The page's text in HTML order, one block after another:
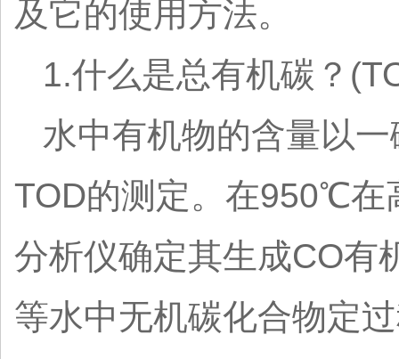
及它的使用方法。
1.什么是总有机碳？
水中有机物的含量以
TOD的测定。在950℃在
分析仪确定其生成CO有
等水中无机碳化合物定